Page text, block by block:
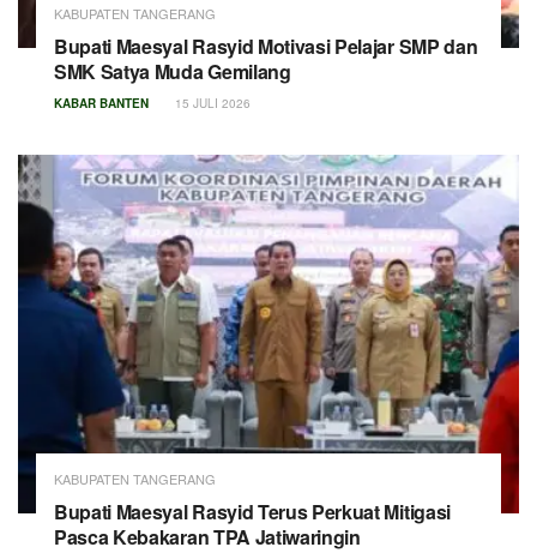
KABUPATEN TANGERANG
Bupati Maesyal Rasyid Motivasi Pelajar SMP dan
SMK Satya Muda Gemilang
KABAR BANTEN 15 JULI 2026
KABUPATEN TANGERANG
Bupati Maesyal Rasyid Terus Perkuat Mitigasi
Pasca Kebakaran TPA Jatiwaringin